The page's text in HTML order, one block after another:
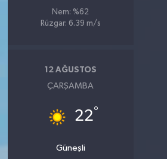
Nem: %62
Rüzgar: 6.39 m/s
12 AĞUSTOS
ÇARŞAMBA
22°
Güneşli